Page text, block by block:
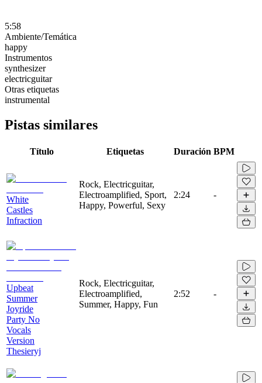
5:58
Ambiente/Temática
happy
Instrumentos
synthesizer
electricguitar
Otras etiquetas
instrumental
Pistas similares
Título Etiquetas Duración BPM
White
Castles
Infraction
Rock, Electricguitar,
Electroamplified, Sport,
Happy, Powerful, Sexy
2:24 -
Upbeat
Summer
Joyride
Party No
Vocals
Version
Thesieryj
Rock, Electricguitar,
Electroamplified,
Summer, Happy, Fun
2:52 -